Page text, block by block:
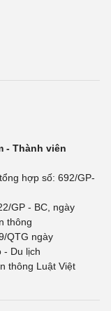
- Thành viên
hợp số: 692/GP-
GP - BC, ngày
thông
QTG ngày
- Du lịch
thông Luật Việt